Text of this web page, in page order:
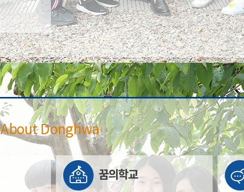
About Donghwa
꿈의학교